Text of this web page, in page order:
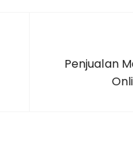
Penjualan